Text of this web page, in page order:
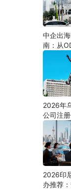
推荐）
中企出
南：从
PMA公
么300+
安永国
2026年
公司注
材料？
与合规
2026印
办推荐